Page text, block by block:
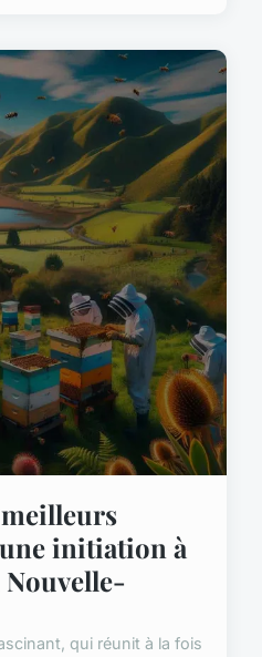
initiation à
qui réunit à la fois